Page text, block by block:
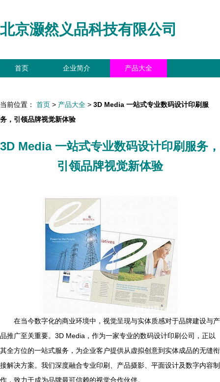
北京灏然义品科技有限公司
首页 企业简介 产品大全
当前位置： 首页 > 产品大全 > 3D Media 一站式专业数码设计印刷服
务，引领品牌视觉新体验
3D Media 一站式专业数码设计印刷服务，
引领品牌视觉新体验
在当今数字化的商业环境中，视觉呈现与实体质感对于品牌建设与产
品推广至关重要。3D Media，作为一家专业的数码设计印刷公司，正以
其全方位的一站式服务，为企业客户提供从虚拟创意到实体成品的无缝衔
接解决方案。我们深度融合专业印刷、产品摄影、平面设计及数字内容制
作，致力于成为品牌最可信赖的视觉合作伙伴。